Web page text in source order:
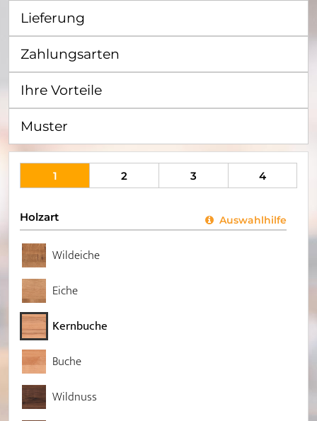
Lieferung
Zahlungsarten
Ihre Vorteile
Muster
1 2 3 4
Holzart Auswahlhilfe
Wildeiche
Eiche
Kernbuche
Buche
Wildnuss